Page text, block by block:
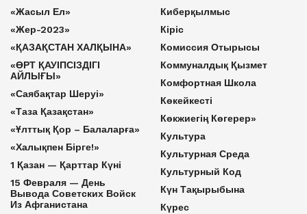
«Жасыл Ел»
«Жер-2023»
«ҚАЗАҚСТАН ХАЛҚЫНА»
«ӨРТ ҚАУІПСІЗДІГІ
АЙЛЫҒЫ»
«Саябақтар Шеруі»
«Таза Қазақстан»
«Ұлттық Қор – Балаларға»
«Халықпен Бірге!»
1 Қазан — Қарттар Күні
15 Февраля — День
Вывода Советских Войск
Из Афганистана
Киберқылмыс
Кіріс
Комиссия Отырысы
Коммуналдық Қызмет
Комфортная Школа
Көкейкесті
Көкжиегің Көгерер»
Культура
Культурная Среда
Культурный Код
Күн Тақырыбына
Күрес